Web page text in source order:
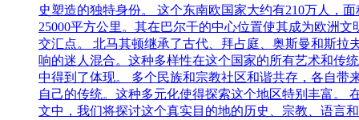
史塑造的独特身份。 这个东南欧国家大约有210万人，面
25000平方公里。其在巴尔干的中心位置使其成为欧洲文
交汇点。 北马其顿继承了古代、拜占庭、奥斯曼和斯拉
响的迷人混合。这种多样性在这个国家的所有艺术和传
中得到了体现。 多个民族和宗教社区和谐共存，各自带
自己的传统。这种多元化使得探索这个地区特别丰富。
文中，我们将探讨这个真实目的地的历史、宗教、语言